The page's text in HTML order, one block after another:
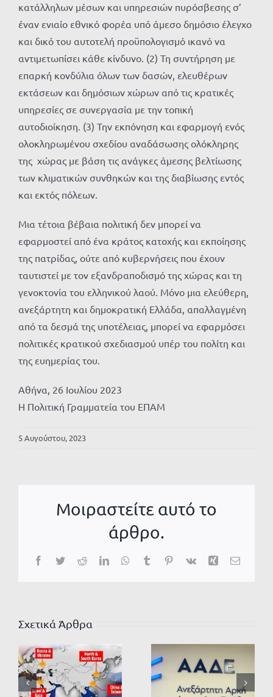
κατάλληλων μέσων και υπηρεσιών πυρόσβεσης σ’
έναν ενιαίο εθνικό φορέα υπό άμεσο δημόσιο έλεγχο
και δικό του αυτοτελή προϋπολογισμό ικανό να
αντιμετωπίσει κάθε κίνδυνο. (2) Τη συντήρηση με
επαρκή κονδύλια όλων των δασών, ελευθέρων
εκτάσεων και δημόσιων χώρων από τις κρατικές
υπηρεσίες σε συνεργασία με την τοπική
αυτοδιοίκηση. (3) Την εκπόνηση και εφαρμογή ενός
ολοκληρωμένου σχεδίου αναδάσωσης ολόκληρης
της χώρας με βάση τις ανάγκες άμεσης βελτίωσης
των κλιματικών συνθηκών και της διαβίωσης εντός
και εκτός πόλεων.
Μια τέτοια βέβαια πολιτική δεν μπορεί να
εφαρμοστεί από ένα κράτος κατοχής και εκποίησης
της πατρίδας, ούτε από κυβερνήσεις που έχουν
ταυτιστεί με τον εξανδραποδισμό της χώρας και τη
γενοκτονία του ελληνικού λαού. Μόνο μια ελεύθερη,
ανεξάρτητη και δημοκρατική Ελλάδα, απαλλαγμένη
από τα δεσμά της υποτέλειας, μπορεί να εφαρμόσει
πολιτικές κρατικού σχεδιασμού υπέρ του πολίτη και
της ευημερίας του.
Αθήνα, 26 Ιουλίου 2023
Η Πολιτική Γραμματεία του ΕΠΑΜ
5 Αυγούστου, 2023
Μοιραστείτε αυτό το
άρθρο.
Facebook
TwitterRedditLinkedInWhatsApp
TumblrPinterest
Vk Xing Email
Σχετικά Άρθρα